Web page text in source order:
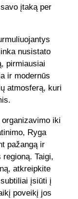
įtaką per
nusistato
pirmiausiai
ir modernūs
atmosferą, kuri
iki
Ryga
pažangą ir
Taigi,
atkreipkite
įsiūti į
poveikį jos